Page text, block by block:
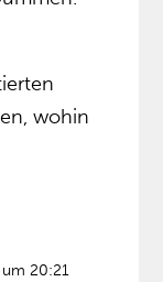
wohin
20:21